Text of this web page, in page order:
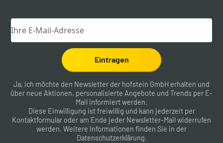
Eintragen
Ja, ich möchte den Newsletter der hofstein GmbH erhalten und
über neue Aktionen, personalisierte Angebote und Trends per E-
Mail informiert werden.
Diese Einwilligung ist freiwillig und kann jederzeit per
Kontaktformular oder am Ende jeder Newsletter-Mail widerrufen
werden. Weitere Informationen finden Sie in der
Datenschutzerklärung.